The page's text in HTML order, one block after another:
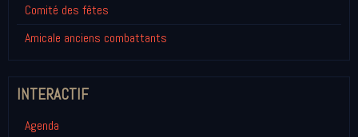
Comité des fêtes
Amicale anciens combattants
INTERACTIF
Agenda